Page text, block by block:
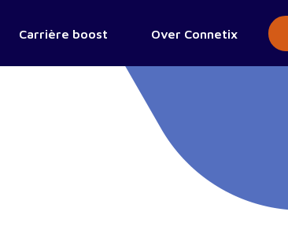
Carrière boost Over Connetix